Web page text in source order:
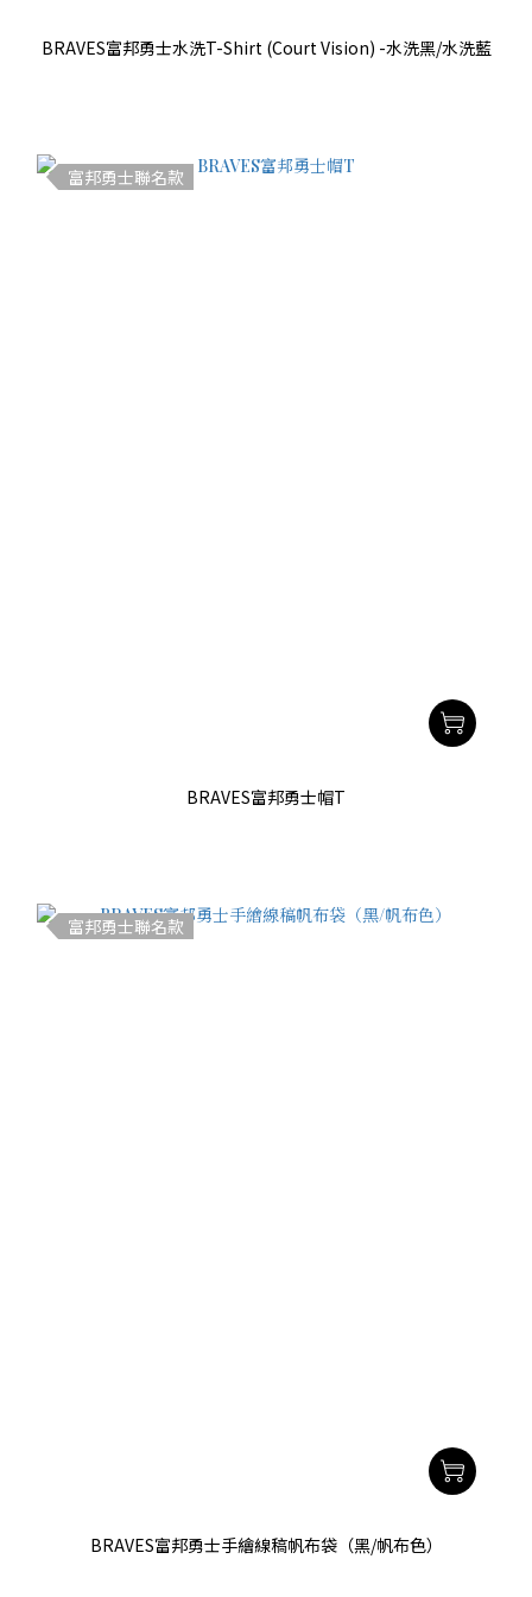
BRAVES富邦勇士水洗T-Shirt (Court Vision) -水洗黑/水洗藍
富邦勇士聯名款
BRAVES富邦勇士帽T
富邦勇士聯名款
BRAVES富邦勇士手繪線稿帆布袋（黑/帆布色）